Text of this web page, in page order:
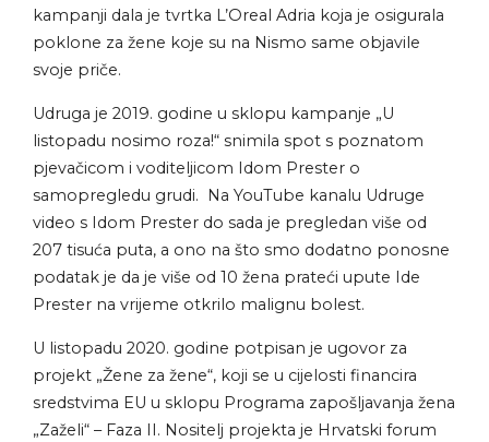
kampanji dala je tvrtka L’Oreal Adria koja je osigurala
poklone za žene koje su na Nismo same objavile
svoje priče.
Udruga je 2019. godine u sklopu kampanje „U
listopadu nosimo roza!“ snimila spot s poznatom
pjevačicom i voditeljicom Idom Prester o
samopregledu grudi. Na YouTube kanalu Udruge
video s Idom Prester do sada je pregledan više od
207 tisuća puta, a ono na što smo dodatno ponosne
podatak je da je više od 10 žena prateći upute Ide
Prester na vrijeme otkrilo malignu bolest.
U listopadu 2020. godine potpisan je ugovor za
projekt „Žene za žene“, koji se u cijelosti financira
sredstvima EU u sklopu Programa zapošljavanja žena
„Zaželi“ – Faza II. Nositelj projekta je Hrvatski forum